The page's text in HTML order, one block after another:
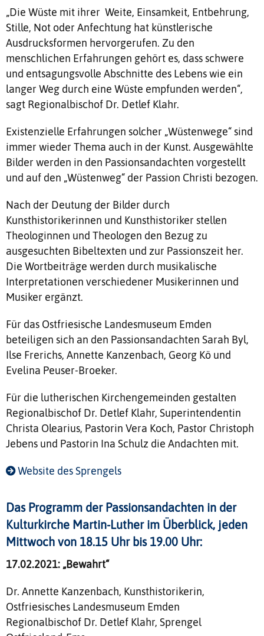
„Die Wüste mit ihrer Weite, Einsamkeit, Entbehrung,
Stille, Not oder Anfechtung hat künstlerische
Ausdrucksformen hervorgerufen. Zu den
menschlichen Erfahrungen gehört es, dass schwere
und entsagungsvolle Abschnitte des Lebens wie ein
langer Weg durch eine Wüste empfunden werden“,
sagt Regionalbischof Dr. Detlef Klahr.
Existenzielle Erfahrungen solcher „Wüstenwege“ sind
immer wieder Thema auch in der Kunst. Ausgewählte
Bilder werden in den Passionsandachten vorgestellt
und auf den „Wüstenweg“ der Passion Christi bezogen.
Nach der Deutung der Bilder durch
Kunsthistorikerinnen und Kunsthistoriker stellen
Theologinnen und Theologen den Bezug zu
ausgesuchten Bibeltexten und zur Passionszeit her.
Die Wortbeiträge werden durch musikalische
Interpretationen verschiedener Musikerinnen und
Musiker ergänzt.
Für das Ostfriesische Landesmuseum Emden
beteiligen sich an den Passionsandachten Sarah Byl,
Ilse Frerichs, Annette Kanzenbach, Georg Kö und
Evelina Peuser-Broeker.
Für die lutherischen Kirchengemeinden gestalten
Regionalbischof Dr. Detlef Klahr, Superintendentin
Christa Olearius, Pastorin Vera Koch, Pastor Christoph
Jebens und Pastorin Ina Schulz die Andachten mit.
Website des Sprengels
Das Programm der Passionsandachten in der
Kulturkirche Martin-Luther im Überblick, jeden
Mittwoch von 18.15 Uhr bis 19.00 Uhr:
17.02.2021: „Bewahrt“
Dr. Annette Kanzenbach, Kunsthistorikerin,
Ostfriesisches Landesmuseum Emden
Regionalbischof Dr. Detlef Klahr, Sprengel